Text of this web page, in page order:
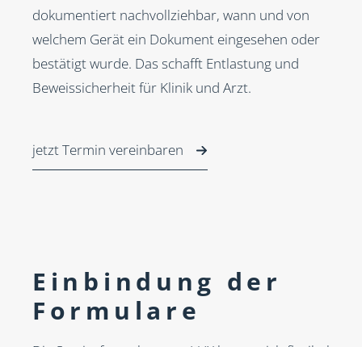
dokumentiert nachvollziehbar, wann und von
welchem Gerät ein Dokument eingesehen oder
bestätigt wurde. Das schafft Entlastung und
Beweissicherheit für Klinik und Arzt.
jetzt Termin vereinbaren
Einbindung der
Formulare